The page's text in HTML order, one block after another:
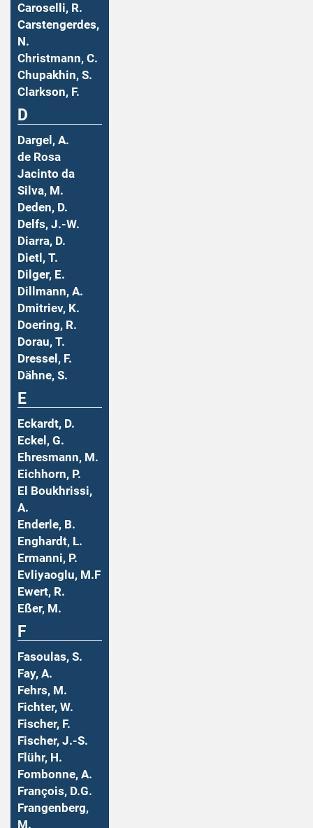
Caroselli, R.
Carstengerdes,
N.
Christmann, C.
Chupakhin, S.
Clarkson, F.
D
Dargel, A.
de Rosa
Jacinto da
Silva, M.
Deden, D.
Delfs, J.-W.
Diarra, D.
Dietl, T.
Dilger, E.
Dillmann, A.
Dmitriev, K.
Doering, R.
Dorau, T.
Dressel, F.
Dähne, S.
E
Eckardt, D.
Eckel, G.
Ehresmann, M.
Eichhorn, P.
El Boukhrissi,
A.
Enderle, B.
Enghardt, L.
Ermanni, P.
Evliyaoglu, M.F
Ewert, R.
Eßer, M.
F
Fasoulas, S.
Fay, A.
Fehrs, M.
Fichter, W.
Fischer, F.
Fischer, J.-S.
Flühr, H.
Fombonne, A.
François, D.G.
Frangenberg,
M.